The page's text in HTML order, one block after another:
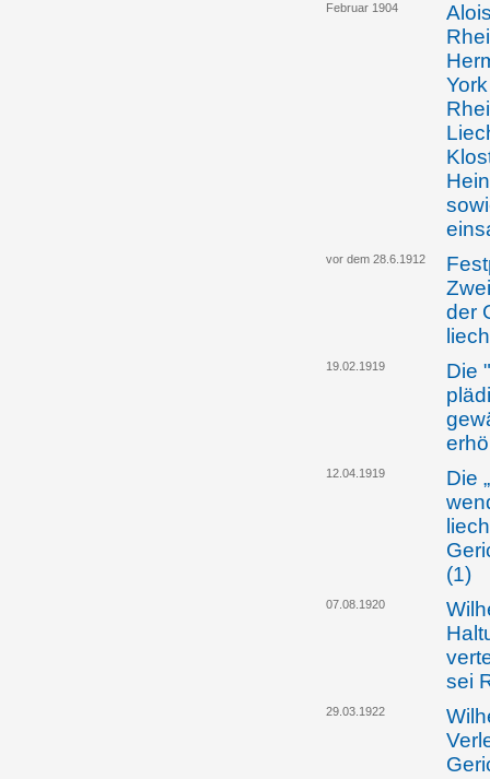
Februar 1904
vor dem 28.6.1912
der
19.02.1919
Die
12.04.1919
Die
(1)
07.08.1920
sei
29.03.1922